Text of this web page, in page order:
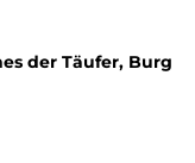
der Täufer, Burg